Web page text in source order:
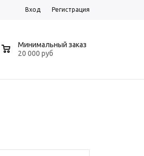
Вход Регистрация
Минимальный заказ
20 000 руб